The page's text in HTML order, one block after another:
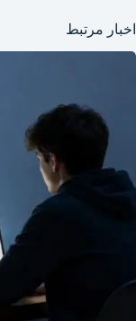
اخبار مرتبط